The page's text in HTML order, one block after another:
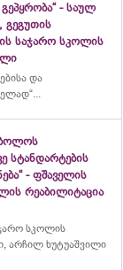
გეპყრობა“ - საულ
გეგუთის
საჯარო სკოლის
და
ბოლოს
სტანდარტების
- ფშაველის
რეაბილიტაცია
სკოლის
არჩილ ხუტუაშვილი